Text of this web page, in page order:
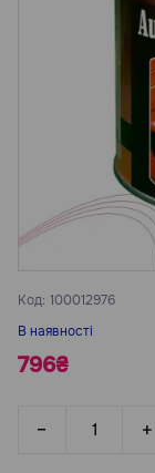
Код: 100012976
В наявності
796₴